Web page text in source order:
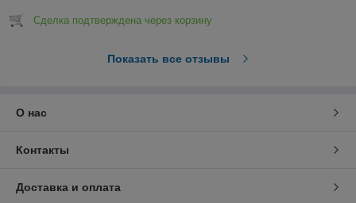
Сделка подтверждена через корзину
Показать все отзывы
О нас
Контакты
Доставка и оплата